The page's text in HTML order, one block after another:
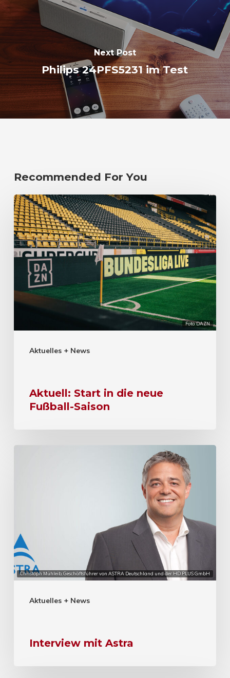
Next Post
Philips 24PFS5231 im Test
Recommended For You
Foto: DAZN
Aktuelles + News
Aktuell: Start in die neue
Fußball-Saison
Christoph Mühleib, Geschäftsführer von ASTRA Deutschland und der HD PLUS GmbH
Aktuelles + News
Interview mit Astra